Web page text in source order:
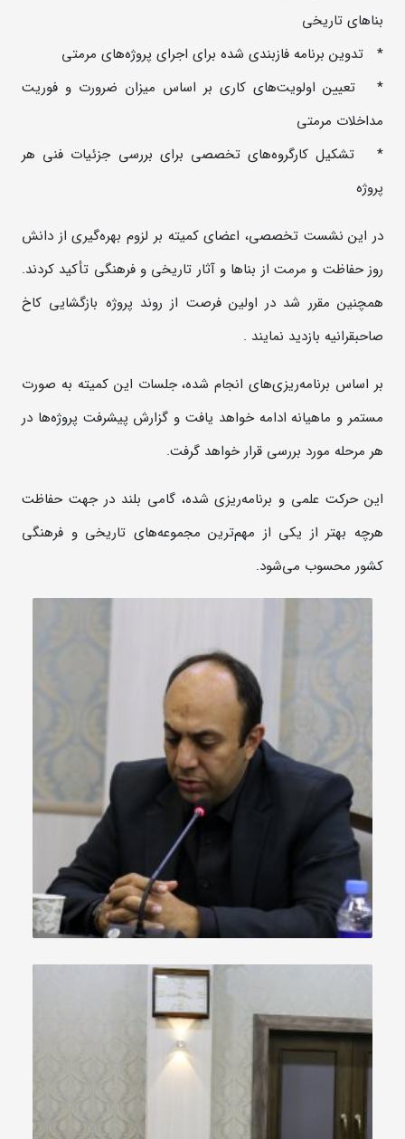
بناهای تاریخی
* تدوین برنامه فازبندی شده برای اجرای پروژه‌های مرمتی
* تعیین اولویت‌های کاری بر اساس میزان ضرورت و فوریت
مداخلات مرمتی
* تشکیل کارگروه‌های تخصصی برای بررسی جزئیات فنی هر
پروژه
در این نشست تخصصی، اعضای کمیته بر لزوم بهره‌گیری از دانش
روز حفاظت و مرمت از بناها و آثار تاریخی و فرهنگی تأکید کردند.
همچنین مقرر شد در اولین فرصت از روند پروژه بازگشایی کاخ
صاحبقرانیه بازدید نمایند .
بر اساس برنامه‌ریزی‌های انجام شده، جلسات این کمیته به صورت
مستمر و ماهیانه ادامه خواهد یافت و گزارش پیشرفت پروژه‌ها در
هر مرحله مورد بررسی قرار خواهد گرفت.
این حرکت علمی و برنامه‌ریزی شده، گامی بلند در جهت حفاظت
هرچه بهتر از یکی از مهم‌ترین مجموعه‌های تاریخی و فرهنگی
کشور محسوب می‌شود.